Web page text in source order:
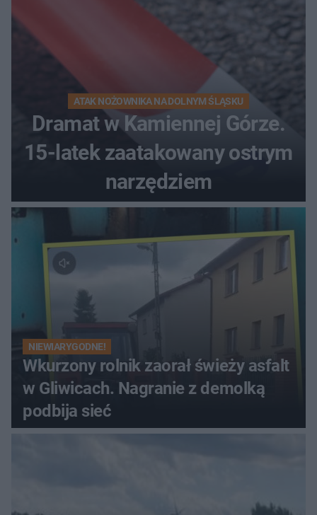
ATAK NOŻOWNIKA NA DOLNYM ŚLĄSKU
Dramat w Kamiennej Górze.
15-latek zaatakowany ostrym
narzędziem
NIEWIARYGODNE!
Wkurzony rolnik zaorał świeży asfalt
w Gliwicach. Nagranie z demolką
podbija sieć